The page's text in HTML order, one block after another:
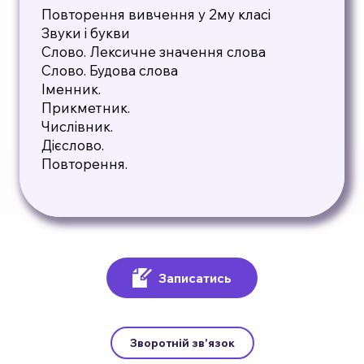
Повторення вивчення у 2му класі
Звуки і букви
Слово. Лексичне значення слова
Слово. Будова слова
Іменник.
Прикметник.
Числівник.
Дієслово.
Повторення.
Записатись
Зворотній зв'язок